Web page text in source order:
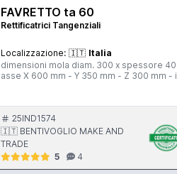
FAVRETTO ta 60
Rettificatrici Tangenziali
Localizzazione: 🇮🇹 Italia
dimensioni mola diam. 300 x spessore
asse X 600 mm - Y 350 mm - Z 300 mm -
25IND1574
🇮🇹 BENTIVOGLIO MAKE AND
TRADE
5
4